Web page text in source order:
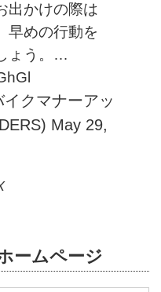
出かけの際は
早めの行動を
ょう。…
クマナーアッ
May 29,
ームページ